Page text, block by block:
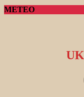
METEO